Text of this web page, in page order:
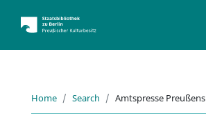
Home Search Amtspresse Preußens